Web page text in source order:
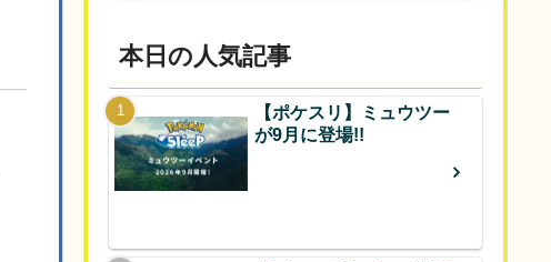
本日の人気記事
【ポケスリ】ミュウツー
が9月に登場!!